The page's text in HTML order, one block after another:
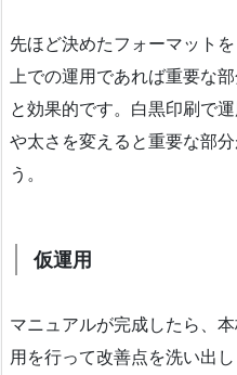
先ほど決めたフォーマット
上での運用であれば重要な
と効果的です。白黒印刷で
や太さを変えると重要な部
う。
仮運用
マニュアルが完成したら、
用を行って改善点を洗い出